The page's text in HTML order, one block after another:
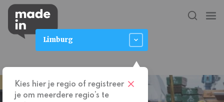
Limburg
Kies hier je regio of registreer
je om meerdere regio’s te
WAR FOR TALENT